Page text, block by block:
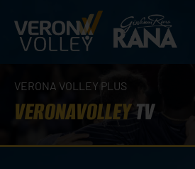
VERONA VOLLEY PLUS
VERONAVOLLEYTV